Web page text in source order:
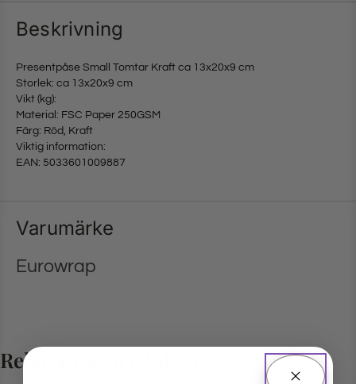
Beskrivning
Presentpåse Small Tomtar Kraft ca 13x20x9 cm
Storlek: ca 13x20x9 cm
Vikt (kg):
Material: FSC Paper 250GSM
Färg: Röd, Kraft
Viktig information:
EAN: 5033601009887
Varumärke
Eurowrap
Relaterade produkter